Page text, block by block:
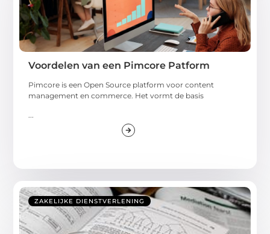
Voordelen van een Pimcore Patform
Pimcore is een Open Source platform voor content
management en commerce. Het vormt de basis
...
ZAKELIJKE DIENSTVERLENING